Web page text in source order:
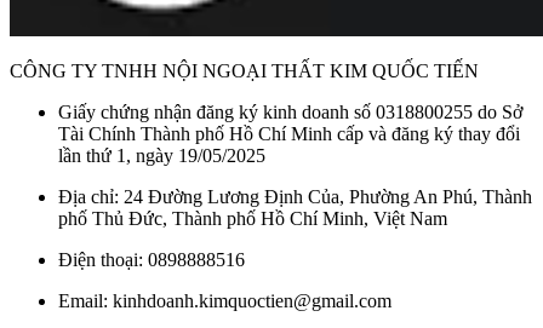
CÔNG TY TNHH NỘI NGOẠI THẤT KIM QUỐC TIẾN
Giấy chứng nhận đăng ký kinh doanh số 0318800255 do Sở
Tài Chính Thành phố Hồ Chí Minh cấp và đăng ký thay đổi
lần thứ 1, ngày 19/05/2025
Địa chỉ: 24 Đường Lương Định Của, Phường An Phú, Thành
phố Thủ Đức, Thành phố Hồ Chí Minh, Việt Nam
Điện thoại: 0898888516
Email: kinhdoanh.kimquoctien@gmail.com